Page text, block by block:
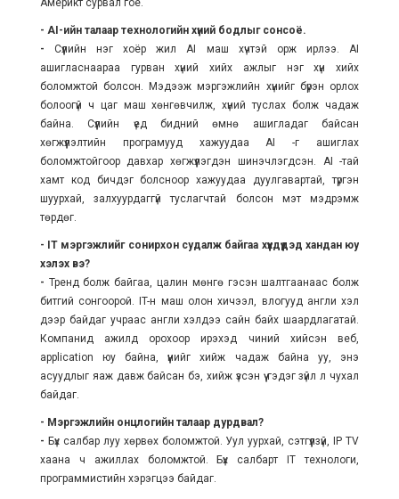
Америкт сурвал гоё.
- AI-ийн талаар технологийн хүний бодлыг сонсоё.
- Сүүлийн нэг хоёр жил AI маш хүчтэй орж ирлээ. AI
ашигласнаараа гурван хүний хийх ажлыг нэг хүн хийх
боломжтой болсон. Мэдээж мэргэжлийн хүнийг бүрэн орлох
болоогүй ч цаг маш хөнгөвчилж, хүний туслах болж чадаж
байна. Сүүлийн үед бидний өмнө ашигладаг байсан
хөгжүүлэлтийн програмууд хажуудаа AI -г ашиглах
боломжтойгоор давхар хөгжүүлэгдэн шинэчлэгдсэн. AI -тай
хамт код бичдэг болсноор хажуудаа дуулгавартай, түргэн
шуурхай, залхуурдаггүй туслагчтай болсон мэт мэдрэмж
төрдөг.
- IT мэргэжлийг сонирхон судалж байгаа хүүхдүүдэд хандан юу
хэлэх вэ?
- Тренд болж байгаа, цалин мөнгө гэсэн шалтгаанаас болж
битгий сонгоорой. IT-н маш олон хичээл, влогууд англи хэл
дээр байдаг учраас англи хэлдээ сайн байх шаардлагатай.
Компанид ажилд орохоор ирэхэд чиний хийсэн веб,
application юу байна, үүнийг хийж чадаж байна уу, энэ
асуудлыг яаж давж байсан бэ, хийж үзсэн үү гэдэг зүйл л чухал
байдаг.
- Мэргэжлийн онцлогийн талаар дурдвал?
- Бүх салбар луу хөрвөх боломжтой. Уул уурхай, сэтгүүлзүй, IP TV
хаана ч ажиллах боломжтой. Бүх салбарт IT технологи,
программистийн хэрэгцээ байдаг.